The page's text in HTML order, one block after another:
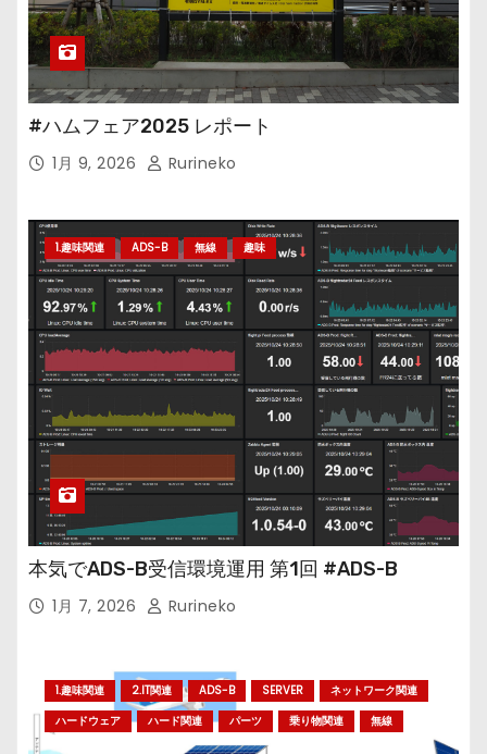
#ハムフェア2025 レポート
1月 9, 2026 Rurineko
1.趣味関連 ADS-B 無線 趣味
本気でADS-B受信環境運用 第1回 #ADS-B
1月 7, 2026 Rurineko
1.趣味関連 2.IT関連 ADS-B SERVER
ネットワーク関連
ハードウェア
ハード関連 パーツ 乗り物関連 無線